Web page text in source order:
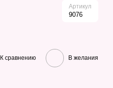
Артикул
9076
К сравнению В желания